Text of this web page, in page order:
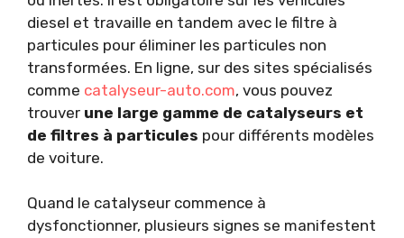
diesel et travaille en tandem avec le filtre à
particules pour éliminer les particules non
transformées. En ligne, sur des sites spécialisés
comme catalyseur-auto.com, vous pouvez
trouver une large gamme de catalyseurs et
de filtres à particules pour différents modèles
de voiture.
Quand le catalyseur commence à
dysfonctionner, plusieurs signes se manifestent